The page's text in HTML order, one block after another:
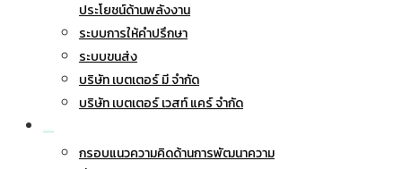
ประโยชน์ด้านพลังงาน
ระบบการให้คำปรึกษา
ระบบขนส่ง
บริษัท เบตเตอร์ มี จำกัด
บริษัท เบตเตอร์ เวสท์ แคร์ จำกัด
กรอบแนวความคิดด้านการพัฒนาความ